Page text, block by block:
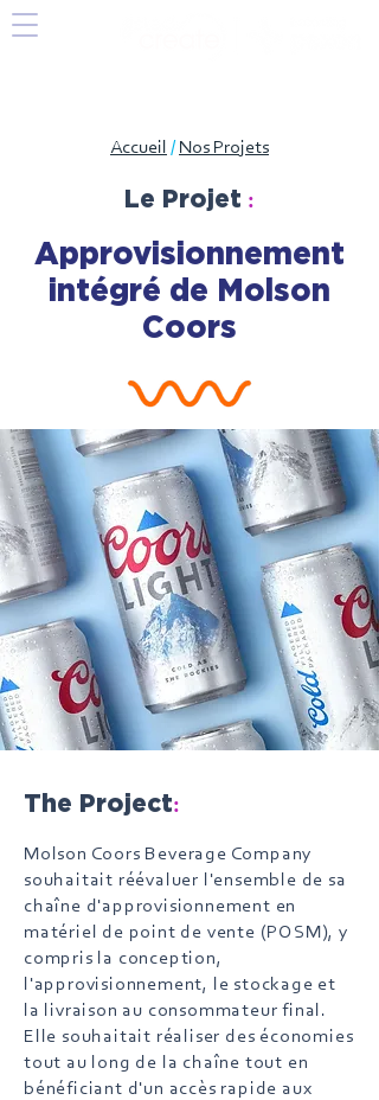
Accueil / Nos Projets
Le Projet :
Approvisionnement
intégré de Molson
Coors
The Project:
Molson Coors Beverage Company
souhaitait réévaluer l'ensemble de sa
chaîne d'approvisionnement en
matériel de point de vente (POSM), y
compris la conception,
l'approvisionnement, le stockage et
la livraison au consommateur final.
Elle souhaitait réaliser des économies
tout au long de la chaîne tout en
bénéficiant d'un accès rapide aux